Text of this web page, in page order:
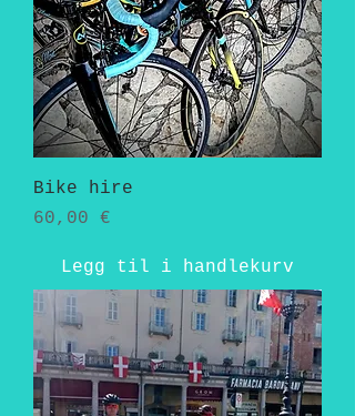
Bike hire
Pris
60,00 €
Legg til i handlekurv